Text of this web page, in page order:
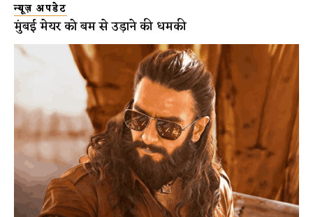
न्यूज़ अपडेट
मुंबई मेयर को बम से उड़ाने की धमकी